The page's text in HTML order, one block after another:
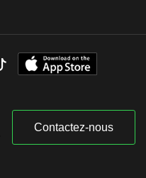
Contactez-nous